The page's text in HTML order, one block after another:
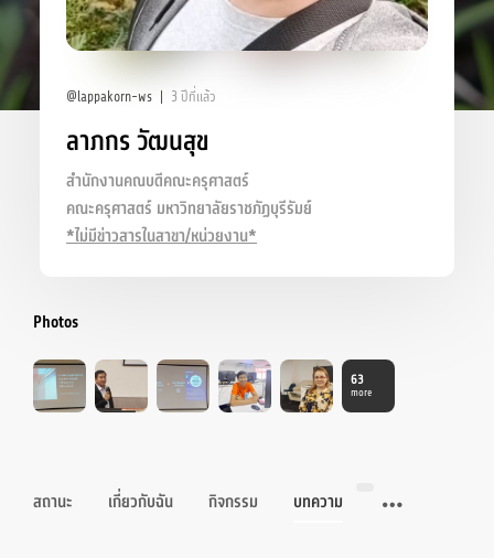
@lappakorn-ws 3 ปีที่แล้ว
ลาภกร วัฒนสุข
สำนักงานคณบดีคณะครุศาสตร์
คณะครุศาสตร์ มหาวิทยาลัยราชภัฏบุรีรัมย์
*ไม่มีข่าวสารในสาขา/หน่วยงาน*
Photos
63
more
สถานะ เกี่ยวกับฉัน กิจกรรม บทความ